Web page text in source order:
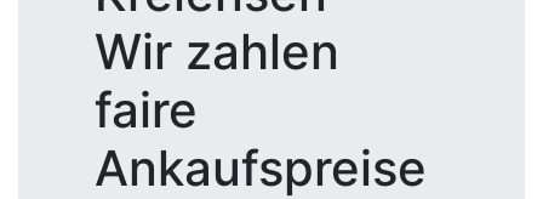
Wir zahlen
faire
Ankaufspreise